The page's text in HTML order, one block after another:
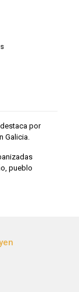
por
Galicia.
pueblo